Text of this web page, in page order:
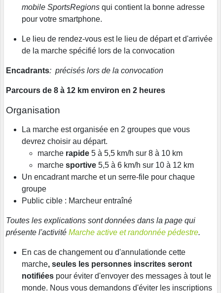
mobile SportsRegions qui contient la bonne adresse
pour votre smartphone.
Le lieu de rendez-vous est le lieu de départ et d'arrivée
de la marche spécifié lors de la convocation
Encadrants: précisés lors de la convocation
Parcours de 8 à 12 km environ en 2 heures
Organisation
La marche est organisée en 2 groupes que vous
devrez choisir au départ.
marche rapide 5 à 5,5 km/h sur 8 à 10 km
marche sportive 5,5 à 6 km/h sur 10 à 12 km
Un encadrant marche et un serre-file pour chaque
groupe
Public cible : Marcheur entraîné
Toutes les explications sont données dans la page qui
présente l'activité Marche active et randonnée pédestre.
En cas de changement ou d'annulationde cette
marche, seules les personnes inscrites seront
notifiées pour éviter d'envoyer des messages à tout le
monde. Nous vous demandons d'éviter les inscriptions